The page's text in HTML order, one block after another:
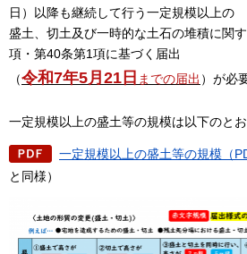
日）以降も継続して行う一定規模以上の
盛土、切土及び一時的な土石の堆積に関
項・第40条第1項に基づく届出
（令和7年5月21日 までの届出 ）が必
一定規模以上の盛土等の規模は以下のとお
一定規模以上の盛土等の規模（
と同様）